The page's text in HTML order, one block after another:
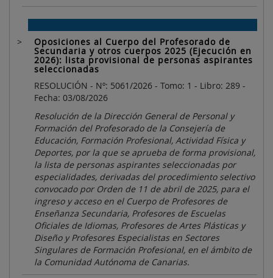
Oposiciones al Cuerpo del Profesorado de
Secundaria y otros cuerpos 2025 (Ejecución en
2026): lista provisional de personas aspirantes
seleccionadas
RESOLUCIÓN - Nº: 5061/2026 - Tomo: 1 - Libro: 289 -
Fecha: 03/08/2026
Resolución de la Dirección General de Personal y
Formación del Profesorado de la Consejería de
Educación, Formación Profesional, Actividad Física y
Deportes, por la que se aprueba de forma provisional,
la lista de personas aspirantes seleccionadas por
especialidades, derivadas del procedimiento selectivo
convocado por Orden de 11 de abril de 2025, para el
ingreso y acceso en el Cuerpo de Profesores de
Enseñanza Secundaria, Profesores de Escuelas
Oficiales de Idiomas, Profesores de Artes Plásticas y
Diseño y Profesores Especialistas en Sectores
Singulares de Formación Profesional, en el ámbito de
la Comunidad Autónoma de Canarias.